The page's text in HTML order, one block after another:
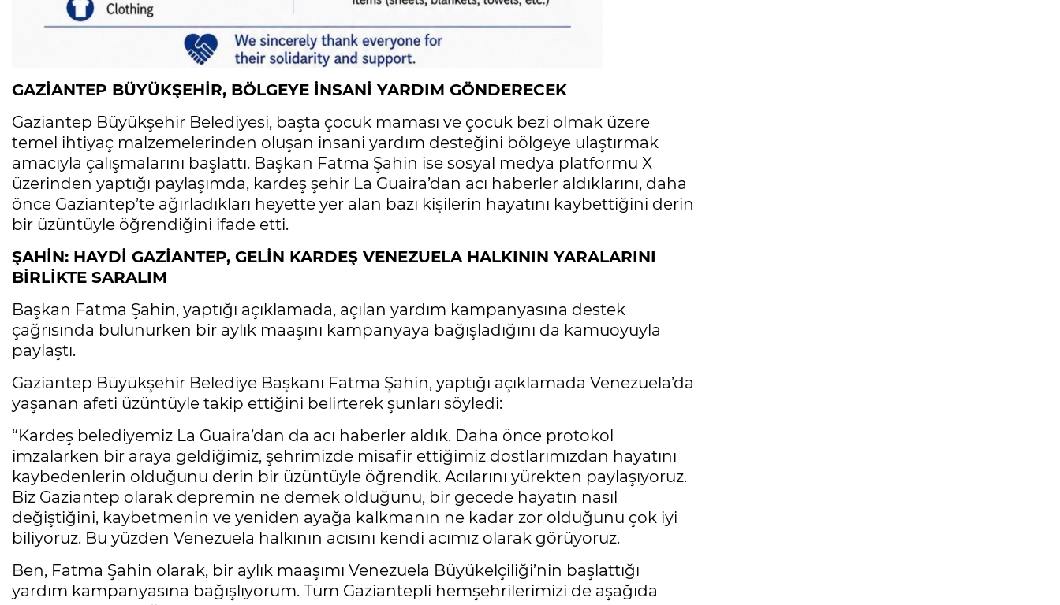
GAZİANTEP BÜYÜKŞEHİR, BÖLGEYE İNSANİ YARDIM GÖNDERECEK
Gaziantep Büyükşehir Belediyesi, başta çocuk maması ve çocuk bezi olmak üzere
temel ihtiyaç malzemelerinden oluşan insani yardım desteğini bölgeye ulaştırmak
amacıyla çalışmalarını başlattı. Başkan Fatma Şahin ise sosyal medya platformu X
üzerinden yaptığı paylaşımda, kardeş şehir La Guaira’dan acı haberler aldıklarını, daha
önce Gaziantep’te ağırladıkları heyette yer alan bazı kişilerin hayatını kaybettiğini derin
bir üzüntüyle öğrendiğini ifade etti.
ŞAHİN: HAYDİ GAZİANTEP, GELİN KARDEŞ VENEZUELA HALKININ YARALARINI
BİRLİKTE SARALIM
Başkan Fatma Şahin, yaptığı açıklamada, açılan yardım kampanyasına destek
çağrısında bulunurken bir aylık maaşını kampanyaya bağışladığını da kamuoyuyla
paylaştı.
Gaziantep Büyükşehir Belediye Başkanı Fatma Şahin, yaptığı açıklamada Venezuela’da
yaşanan afeti üzüntüyle takip ettiğini belirterek şunları söyledi:
“Kardeş belediyemiz La Guaira’dan da acı haberler aldık. Daha önce protokol
imzalarken bir araya geldiğimiz, şehrimizde misafir ettiğimiz dostlarımızdan hayatını
kaybedenlerin olduğunu derin bir üzüntüyle öğrendik. Acılarını yürekten paylaşıyoruz.
Biz Gaziantep olarak depremin ne demek olduğunu, bir gecede hayatın nasıl
değiştiğini, kaybetmenin ve yeniden ayağa kalkmanın ne kadar zor olduğunu çok iyi
biliyoruz. Bu yüzden Venezuela halkının acısını kendi acımız olarak görüyoruz.
Ben, Fatma Şahin olarak, bir aylık maaşımı Venezuela Büyükelçiliği’nin başlattığı
yardım kampanyasına bağışlıyorum. Tüm Gaziantepli hemşehrilerimizi de aşağıda